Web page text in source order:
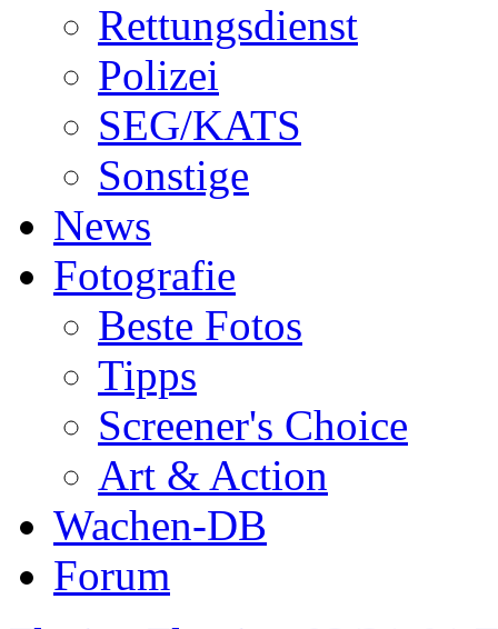
Rettungsdienst
Polizei
SEG/KATS
Sonstige
News
Fotografie
Beste Fotos
Tipps
Screener's Choice
Art & Action
Wachen-DB
Forum